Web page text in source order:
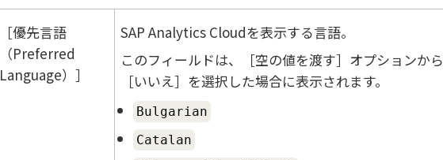
優先言語
（Preferred
Language）
SAP Analytics Cloudを表示する言語。
このフィールドは、［空の値を渡す］オプションから
［いいえ］を選択した場合に表示されます。
Bulgarian
Catalan